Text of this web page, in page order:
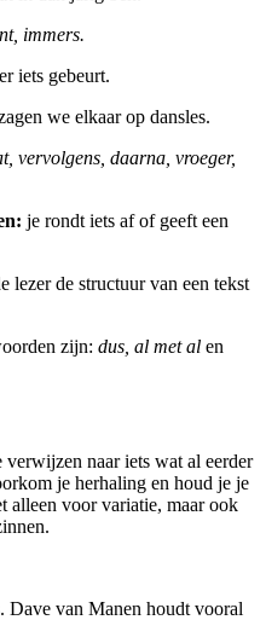
immers.
iets gebeurt.
we elkaar op dansles.
vervolgens, daarna, vroeger,
je rondt iets af of geeft een
lezer de structuur van een tekst
zijn: dus, al met al en
naar iets wat al eerder
je herhaling en houd je je
alleen voor variatie, maar ook
Dave van Manen houdt vooral